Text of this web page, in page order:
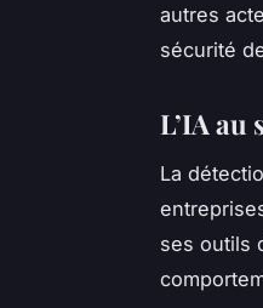
autres
sécurité
L’IA au
La
ses outils